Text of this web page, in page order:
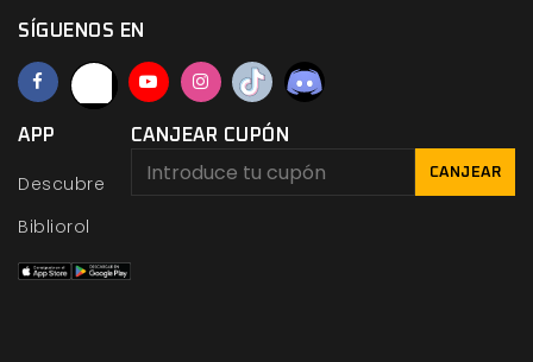
SÍGUENOS EN
APP
Descubre
Bibliorol
CANJEAR CUPÓN
CANJEAR